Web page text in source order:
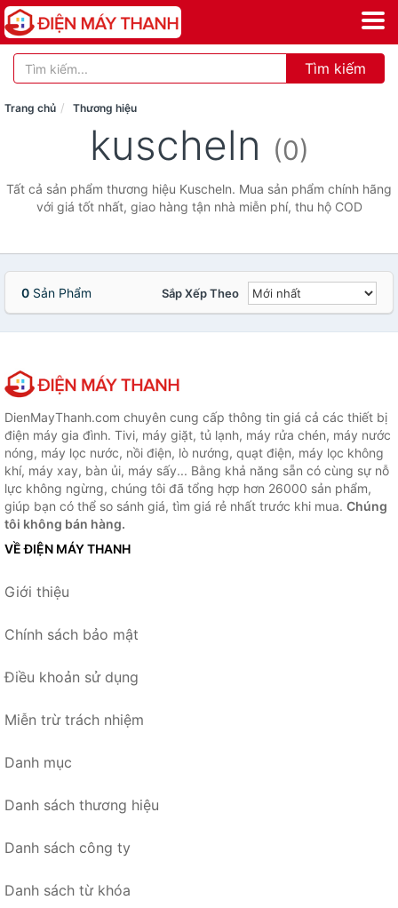
Tìm kiếm
Trang chủ Thương hiệu
kuscheln (0)
Tất cả sản phẩm thương hiệu Kuscheln. Mua sản phẩm chính hãng
với giá tốt nhất, giao hàng tận nhà miễn phí, thu hộ COD
0 Sản Phẩm Sắp Xếp Theo
DienMayThanh.com chuyên cung cấp thông tin giá cả các thiết bị
điện máy gia đình. Tivi, máy giặt, tủ lạnh, máy rửa chén, máy nước
nóng, máy lọc nước, nồi điện, lò nướng, quạt điện, máy lọc không
khí, máy xay, bàn ủi, máy sấy... Bằng khả năng sẵn có cùng sự nỗ
lực không ngừng, chúng tôi đã tổng hợp hơn 26000 sản phẩm,
giúp bạn có thể so sánh giá, tìm giá rẻ nhất trước khi mua. Chúng
tôi không bán hàng.
VỀ ĐIỆN MÁY THANH
Giới thiệu
Chính sách bảo mật
Điều khoản sử dụng
Miễn trừ trách nhiệm
Danh mục
Danh sách thương hiệu
Danh sách công ty
Danh sách từ khóa